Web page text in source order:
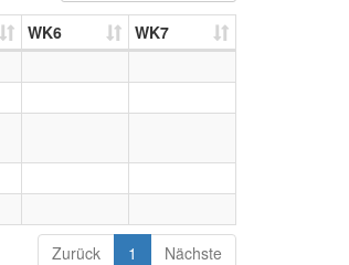
WK6 WK7
Zurück 1 Nächste